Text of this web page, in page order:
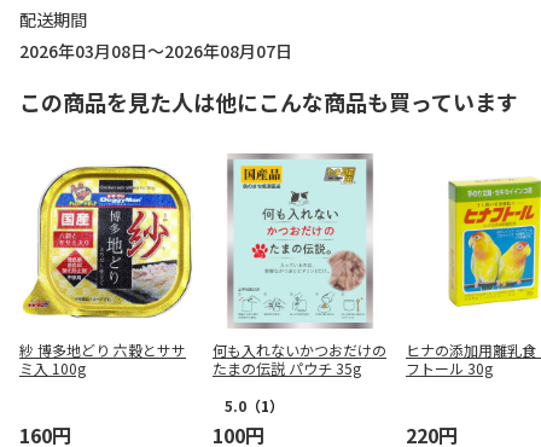
配送期間
2026年03月08日～2026年08月07日
この商品を見た人は他にこんな商品も買っています
紗 博多地どり 六穀とササ
ミ入 100g
160円
何も入れないかつおだけの
たまの伝説 パウチ 35g
5.0 （1）
100円
ヒナの添加用離乳食
フトール 30g
220円